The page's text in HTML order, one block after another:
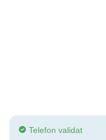
Telefon validat